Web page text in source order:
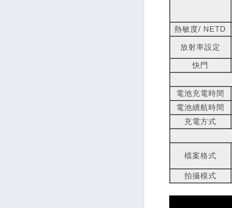
熱敏度/ NETD
放射率設定
快門
電池充電時間
電池續航時間
充電方式
檔案格式
拍攝模式